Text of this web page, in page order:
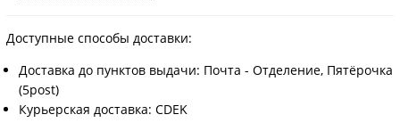
Доступные способы доставки:
Доставка до пунктов выдачи: Почта - Отделение, Пятёрочка
(5post)
Курьерская доставка: CDEK